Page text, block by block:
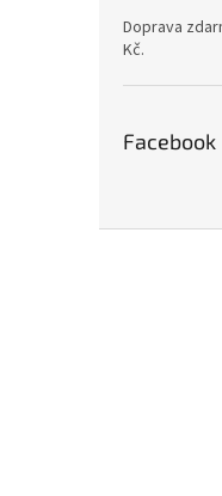
Doprava
Kč.
Facebook